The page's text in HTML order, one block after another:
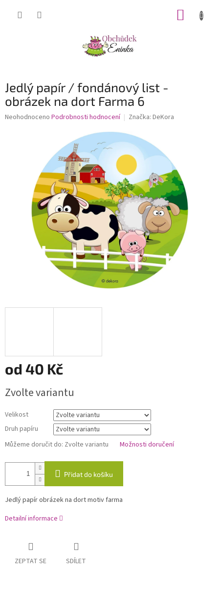
Jedlý papír / fondánový list -
obrázek na dort Farma 6
Průměrné
hvězdiček.
Neohodnoceno Podrobnosti hodnocení Značka: DeKora
od 40 Kč
cena:
Zvolte variantu
Velikost
Druh papíru
Můžeme doručit do: Zvolte variantu Možnosti doručení
Přidat do košíku
Jedlý papír obrázek na dort motiv farma
Detailní informace
ZEPTAT SE SDÍLET